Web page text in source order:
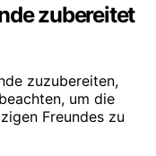
zubereitet
zuzubereiten,
um die
Freundes zu